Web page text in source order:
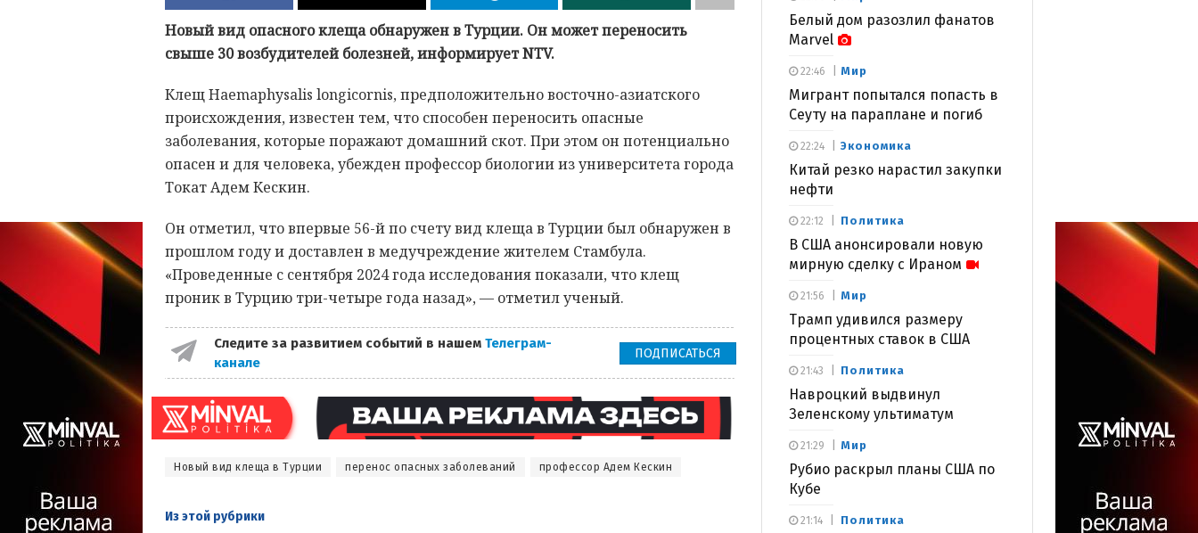
Новый вид опасного клеща обнаружен в Турции. Он может переносить
свыше 30 возбудителей болезней, информирует NTV.
Клещ Haemaphysalis longicornis, предположительно восточно-азиатского
происхождения, известен тем, что способен переносить опасные
заболевания, которые поражают домашний скот. При этом он потенциально
опасен и для человека, убежден профессор биологии из университета города
Токат Адем Кескин.
Он отметил, что впервые 56-й по счету вид клеща в Турции был обнаружен в
прошлом году и доставлен в медучреждение жителем Стамбула.
«Проведенные с сентября 2024 года исследования показали, что клещ
проник в Турцию три-четыре года назад», — отметил ученый.
Следите за развитием событий в нашем Телеграм-
канале
ПОДПИСАТЬСЯ
Новый вид клеща в Турции перенос опасных заболеваний профессор Адем Кескин
Из этой рубрики
Белый дом разозлил фанатов
Marvel
Мир
Мигрант попытался попасть в
Сеуту на параплане и погиб
22:46
Экономика
Китай резко нарастил закупки
нефти
22:24
Политика
В США анонсировали новую
мирную сделку с Ираном
22:12
Мир
Трамп удивился размеру
процентных ставок в США
21:56
Политика
Навроцкий выдвинул
Зеленскому ультиматум
21:43
Мир
Рубио раскрыл планы США по
Кубе
21:29
Политика
21:14